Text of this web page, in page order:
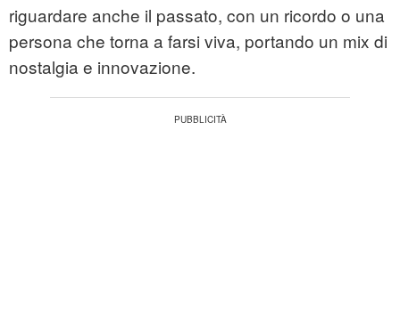
riguardare anche il passato, con un ricordo o una
persona che torna a farsi viva, portando un mix di
nostalgia e innovazione.